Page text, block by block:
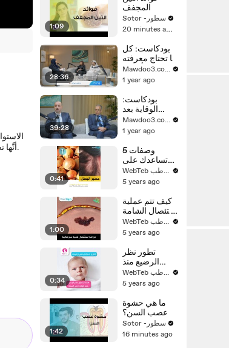
أنَّها تحتوي أيضًا على مجموعة من الفيتامينات والمعادن أهمها فيتامين ج الذي يعزز عمل جهاز المناعة والبوتاسيوم الذي ينظم ضغط الدم.
1:09
المجفف
Sotor -سطور
20 minutes ago
28:36
بودكاست: كل
ما تحتاج معرفته
عن أسرار
اللوكيميا
Mawdoo3.com
1 year ago
39:28
بودكاست:
الوقاية بعد
الشفاء من
سرطان الثدي
Mawdoo3.com
1 year ago
0:41
5 وصفات
تساعدك على
التخلص من
الثعلبة وتساقط
WebTeb ويب طب
5 years ago
1:00
كيف تتم عملية
استئصال الشامة
والخلية
السرطانية من
WebTeb ويب طب
5 years ago
0:34
تطور نظر
الرضيع منذ
الولادة حتى
السنة
WebTeb ويب طب
5 years ago
1:42
ما هي حشوة
عصب السن؟
Sotor -سطور
16 minutes ago